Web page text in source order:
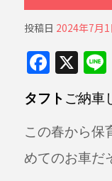
投稿日 2024年7月1
F
a
c
e
b
X Li
n
タフト ご納車
この春から保
めてのお車だ